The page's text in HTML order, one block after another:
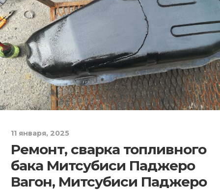
11 января, 2025
Ремонт, сварка топливного
бака Митсубиси Паджеро
Вагон, Митсубиси Паджеро